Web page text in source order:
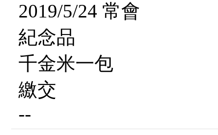
2019/5/24 常會
紀念品
千金米一包
繳交
--